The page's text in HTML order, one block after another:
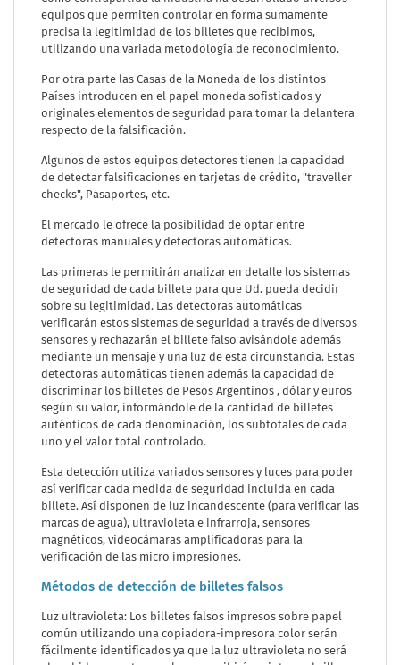
equipos que permiten controlar en forma sumamente
precisa la legitimidad de los billetes que recibimos,
utilizando una variada metodología de reconocimiento.
Por otra parte las Casas de la Moneda de los distintos
Países introducen en el papel moneda sofisticados y
originales elementos de seguridad para tomar la delantera
respecto de la falsificación.
Algunos de estos equipos detectores tienen la capacidad
de detectar falsificaciones en tarjetas de crédito, "traveller
checks", Pasaportes, etc.
El mercado le ofrece la posibilidad de optar entre
detectoras manuales y detectoras automáticas.
Las primeras le permitirán analizar en detalle los sistemas
de seguridad de cada billete para que Ud. pueda decidir
sobre su legitimidad. Las detectoras automáticas
verificarán estos sistemas de seguridad a través de diversos
sensores y rechazarán el billete falso avisándole además
mediante un mensaje y una luz de esta circunstancia. Estas
detectoras automáticas tienen además la capacidad de
discriminar los billetes de Pesos Argentinos , dólar y euros
según su valor, informándole de la cantidad de billetes
auténticos de cada denominación, los subtotales de cada
uno y el valor total controlado.
Esta detección utiliza variados sensores y luces para poder
así verificar cada medida de seguridad incluida en cada
billete. Así disponen de luz incandescente (para verificar las
marcas de agua), ultravioleta e infrarroja, sensores
magnéticos, videocámaras amplificadoras para la
verificación de las micro impresiones.
Métodos de detección de billetes falsos
Luz ultravioleta: Los billetes falsos impresos sobre papel
común utilizando una copiadora-impresora color serán
fácilmente identificados ya que la luz ultravioleta no será